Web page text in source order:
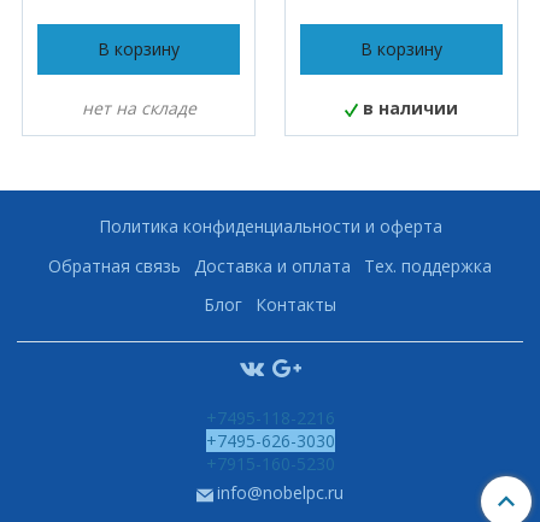
В корзину
нет на складе
В корзину
в наличии
Политика конфиденциальности и оферта
Обратная связь
Доставка и оплата
Тех. поддержка
Блог
Контакты
+7495-118-2216
+7495-626-3030
+7915-160-5230
info@nobelpc.ru